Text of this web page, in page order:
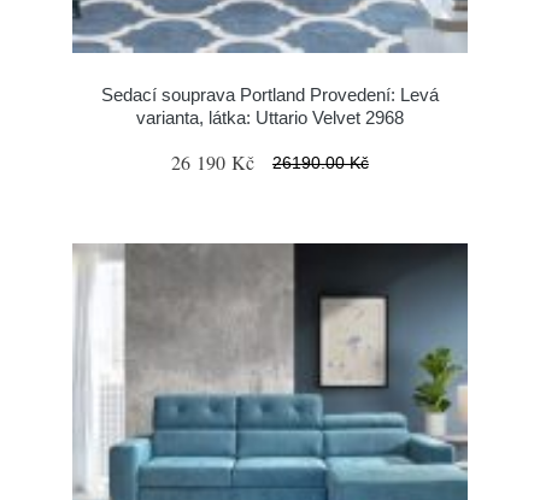
Sedací souprava Portland Provedení: Levá
varianta, látka: Uttario Velvet 2968
26 190 Kč 26190.00 Kč